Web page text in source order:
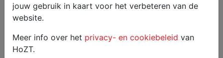
jouw gebruik in kaart voor het verbeteren van de
website.
Meer info over het privacy- en cookiebeleid van
HoZT.